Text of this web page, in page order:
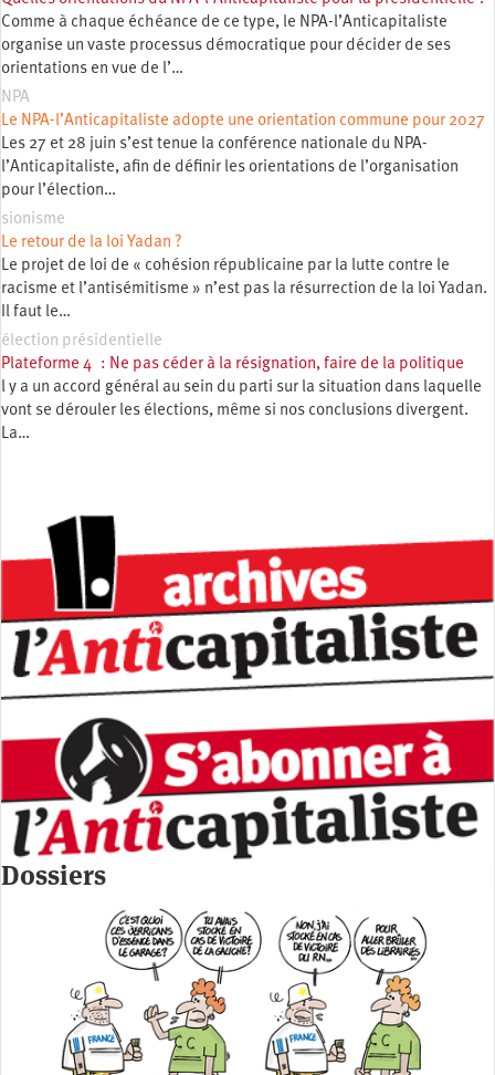
Comme à chaque échéance de ce type, le NPA-l’Anticapitaliste
organise un vaste processus démocratique pour décider de ses
orientations en vue de l’…
NPA
Le NPA-l’Anticapitaliste adopte une orientation commune pour 2027
Les 27 et 28 juin s’est tenue la conférence nationale du NPA-
l’Anticapitaliste, afin de définir les orientations de l’organisation
pour l’élection…
sionisme
Le retour de la loi Yadan ?
Le projet de loi de « cohésion républicaine par la lutte contre le
racisme et l’antisémitisme » n’est pas la résurrection de la loi Yadan.
Il faut le…
élection présidentielle
Plateforme 4 : Ne pas céder à la résignation, faire de la politique
l y a un accord général au sein du parti sur la situation dans laquelle
vont se dérouler les élections, même si nos conclusions divergent.
La…
Dossiers